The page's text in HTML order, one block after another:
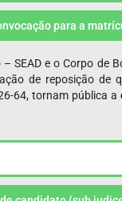
SEAD e o Corpo de
de reposição
64, tornam pública a
para a